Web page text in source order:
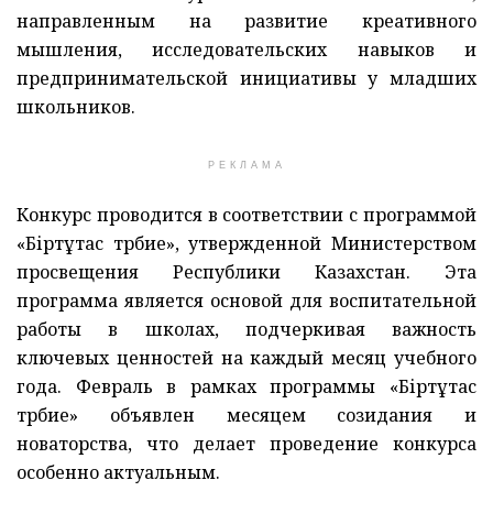
направленным на развитие креативного
мышления, исследовательских навыков и
предпринимательской инициативы у младших
школьников.
РЕКЛАМА
Конкурс проводится в соответствии с программой
«Біртұтас тәрбие», утвержденной Министерством
просвещения Республики Казахстан. Эта
программа является основой для воспитательной
работы в школах, подчеркивая важность
ключевых ценностей на каждый месяц учебного
года. Февраль в рамках программы «Біртұтас
тәрбие» объявлен месяцем созидания и
новаторства, что делает проведение конкурса
особенно актуальным.